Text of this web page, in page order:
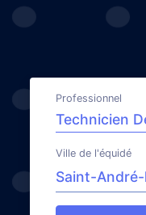
Professionnel
Ville de l'équidé